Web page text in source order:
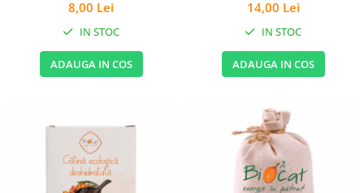
8,00 Lei
IN STOC
ADAUGA IN COS
14,00 Lei
IN STOC
ADAUGA IN COS